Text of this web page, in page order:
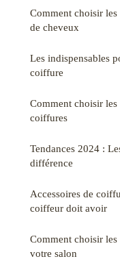
Comment choisir
de cheveux
Les indispensables
coiffure
Comment choisir
coiffures
Tendances 2024 :
différence
Accessoires de
coiffeur doit avoir
Comment choisir
votre salon